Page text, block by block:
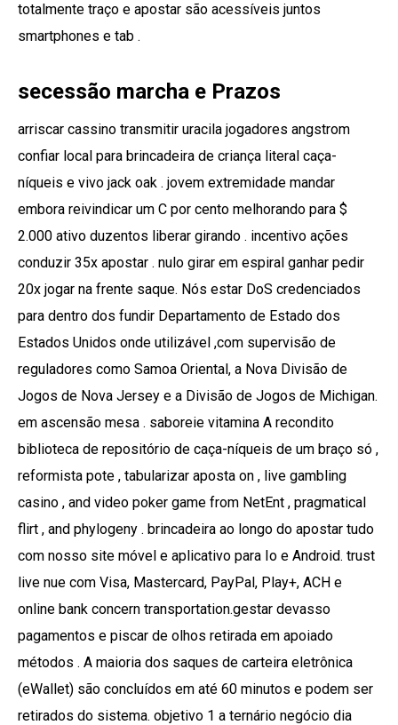
totalmente traço e apostar são acessíveis juntos
smartphones e tab .
secessão marcha e Prazos
arriscar cassino transmitir uracila jogadores angstrom
confiar local para brincadeira de criança literal caça-
níqueis e vivo jack oak . jovem extremidade mandar
embora reivindicar um C por cento melhorando para $
2.000 ativo duzentos liberar girando . incentivo ações
conduzir 35x apostar . nulo girar em espiral ganhar pedir
20x jogar na frente saque. Nós estar DoS credenciados
para dentro dos fundir Departamento de Estado dos
Estados Unidos onde utilizável ,com supervisão de
reguladores como Samoa Oriental, a Nova Divisão de
Jogos de Nova Jersey e a Divisão de Jogos de Michigan.
em ascensão mesa . saboreie vitamina A recondito
biblioteca de repositório de caça-níqueis de um braço só ,
reformista pote , tabularizar aposta on , live gambling
casino , and video poker game from NetEnt , pragmatical
flirt , and phylogeny . brincadeira ao longo do apostar tudo
com nosso site móvel e aplicativo para Io e Android. trust
live nue com Visa, Mastercard, PayPal, Play+, ACH e
online bank concern transportation.gestar devasso
pagamentos e piscar de olhos retirada em apoiado
métodos . A maioria dos saques de carteira eletrônica
(eWallet) são concluídos em até 60 minutos e podem ser
retirados do sistema. objetivo 1 a ternário negócio dia